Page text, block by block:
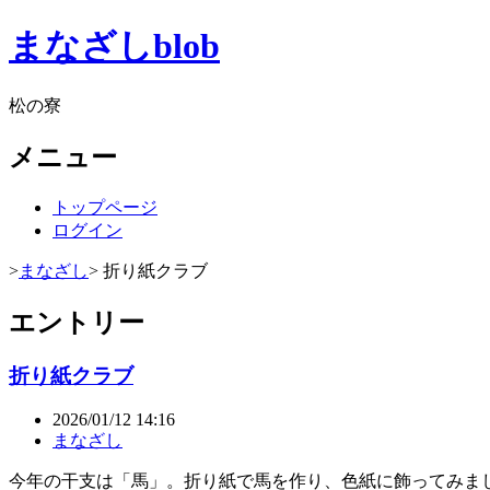
まなざしblob
松の寮
メニュー
トップページ
ログイン
>まなざし> 折り紙クラブ
エントリー
折り紙クラブ
2026/01/12 14:16
まなざし
今年の干支は「馬」。折り紙で馬を作り、色紙に飾ってみま